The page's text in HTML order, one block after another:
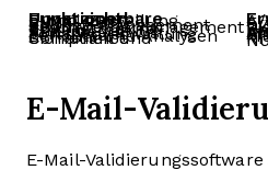
Unverzichtbare Funktionen
E-Mail-Zustellung A/
SMTP-Relay
Bounce-Management
Spam-Beschwerdemanagement
E-Mail-Tracking
API-Integration
Vorlagenverwaltung
Berichte und Analysen
Sicherheit und Compliance
E-Mail-
E-Mail-